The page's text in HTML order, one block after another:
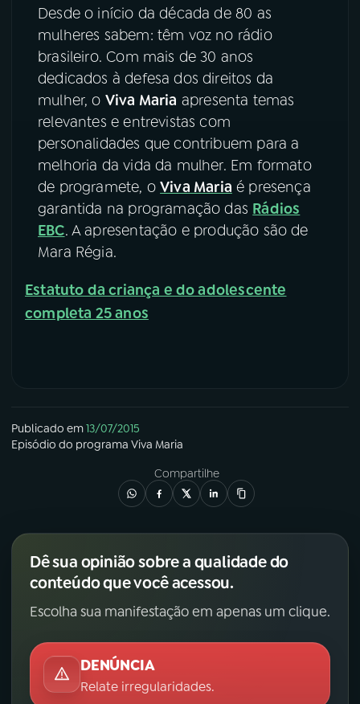
TikTok
Desde o início da década de 80 as
mulheres sabem: têm voz no rádio
brasileiro. Com mais de 30 anos
dedicados à defesa dos direitos da
mulher, o Viva Maria apresenta temas
relevantes e entrevistas com
personalidades que contribuem para a
melhoria da vida da mulher. Em formato
de programete, oViva Maria é presença
garantida na programação das Rádios
EBC. A apresentação e produção são de
Mara Régia.
Estatuto da criança e do adolescente
completa 25 anos
Publicado em13/07/2015
Episódio do programa Viva Maria
Compartilhe
Dê sua opinião sobre a qualidade do
conteúdo que você acessou.
Escolha sua manifestação em apenas um clique.
DENÚNCIA
Relate irregularidades.